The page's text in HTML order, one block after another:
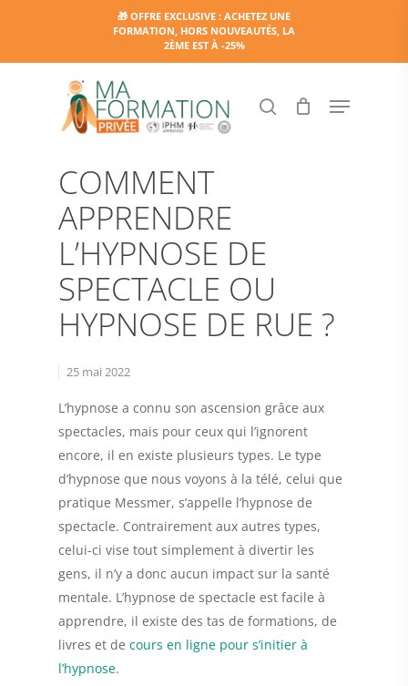
🎁 OFFRE EXCLUSIVE : ACHETEZ UNE
FORMATION, HORS NOUVEAUTÉS, LA
2ÈME EST À -25%
search Menu
Hypnose
COMMENT
APPRENDRE
L’HYPNOSE DE
SPECTACLE OU
HYPNOSE DE RUE ?
25 mai 2022
L’hypnose a connu son ascension grâce aux
spectacles, mais pour ceux qui l’ignorent
encore, il en existe plusieurs types. Le type
d’hypnose que nous voyons à la télé, celui que
pratique Messmer, s’appelle l’hypnose de
spectacle. Contrairement aux autres types,
celui-ci vise tout simplement à divertir les
gens, il n’y a donc aucun impact sur la santé
mentale. L’hypnose de spectacle est facile à
apprendre, il existe des tas de formations, de
livres et de cours en ligne pour s’initier à
l’hypnose.